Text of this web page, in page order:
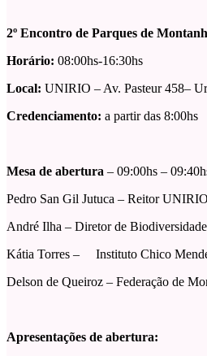
2º Encontro de Parques de
Horário: 08:00hs-16:30hs
Local: UNIRIO – Av. Pasteur 458–
Credenciamento: a partir das 8:00hs
Mesa de abertura – 09:00hs –
Pedro San Gil Jutuca – Reitor UNIRIO
André Ilha – Diretor de
Kátia Torres – Instituto Chico
Delson de Queiroz – Federação de
Apresentações de abertura: